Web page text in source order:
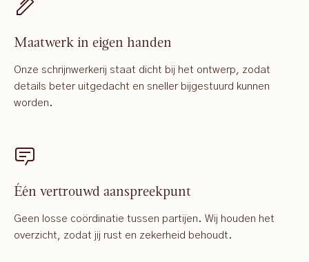
Maatwerk in eigen handen
Onze schrijnwerkerij staat dicht bij het ontwerp, zodat
details beter uitgedacht en sneller bijgestuurd kunnen
worden.
Één vertrouwd aanspreekpunt
Geen losse coördinatie tussen partijen. Wij houden het
overzicht, zodat jij rust en zekerheid behoudt.